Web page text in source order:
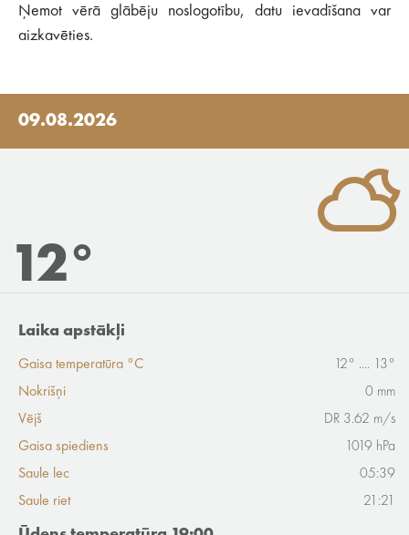
Ņemot vērā glābēju noslogotību, datu ievadīšana var
aizkavēties.
09.08.2026
12°
Laika apstākļi
Gaisa temperatūra °C
12° .... 13°
Nokrišņi
0 mm
Vējš
DR 3.62 m/s
Gaisa spiediens
1019 hPa
Saule lec
05:39
Saule riet
21:21